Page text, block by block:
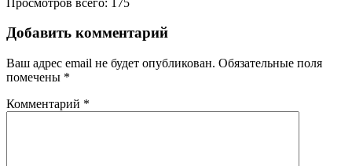
Добавить комментарий
Ваш адрес email не будет опубликован. Обязательные поля
помечены *
Комментарий *